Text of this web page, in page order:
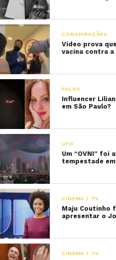
CONSPIRAÇÕES
Vídeo prova
vacina contra a
FALSO
Influencer
em São Paulo?
UFO
Um “OVNI” foi
tempestade em
CINEMA / TV
Maju Coutinho
apresentar o
CINEMA / TV